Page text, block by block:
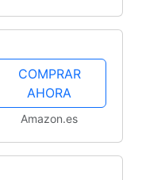
COMPRAR
AHORA
Amazon.es